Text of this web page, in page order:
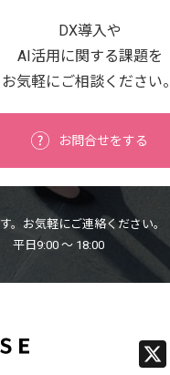
DX導入や
AI活用に関する課題を
お気軽にご相談ください。
お問合せをする
。お気軽にご連絡ください。
平日9:00 〜 18:00